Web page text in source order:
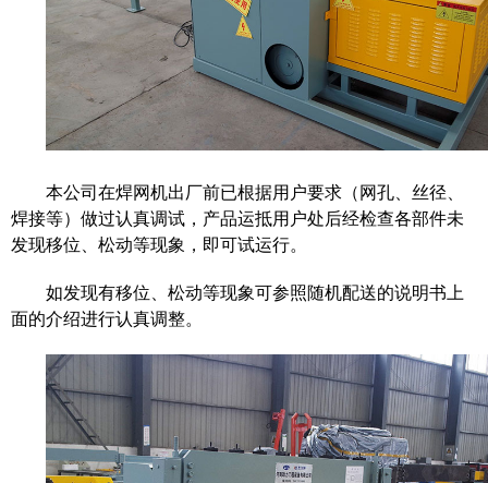
本公司在焊网机出厂前已根据用户要求（网孔、丝径、
焊接等）做过认真调试，产品运抵用户处后经检查各部件未
发现移位、松动等现象，即可试运行。
如发现有移位、松动等现象可参照随机配送的说明书 上
面的介绍进行认真调整。